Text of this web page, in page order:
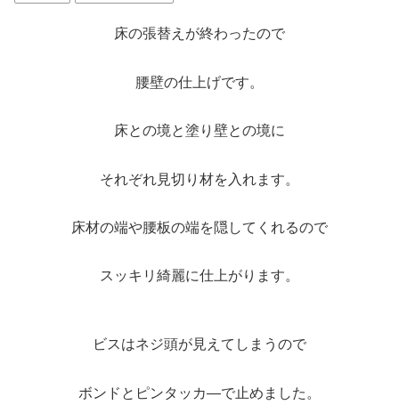
床の張替えが終わったので
腰壁の仕上げです。
床との境と塗り壁との境に
それぞれ見切り材を入れます。
床材の端や腰板の端を隠してくれるので
スッキリ綺麗に仕上がります。
ビスはネジ頭が見えてしまうので
ボンドとピンタッカ―で止めました。